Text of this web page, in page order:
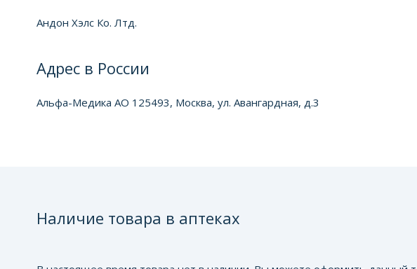
Андон Хэлс Ко. Лтд.
Адрес в России
Альфа-Медика АО 125493, Москва, ул. Авангардная, д.3
Наличие товара в аптеках